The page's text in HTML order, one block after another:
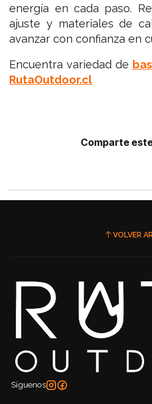
energía en cada paso.
ajuste y materiales de
avanzar con confianza en
Encuentra variedad de
RutaOutdoor.cl
Comparte
VOLVER
Síguenos